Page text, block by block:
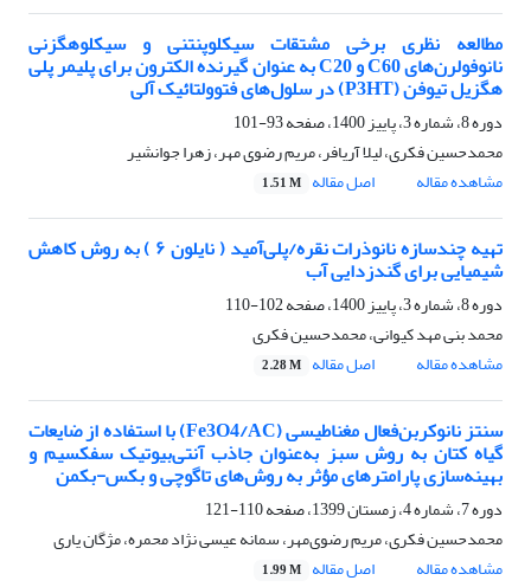
مطالعه نظری برخی مشتقات سیکلوپنتنی و سیکلوهگزنی
نانوفولرن‌های C60 و C20 به عنوان گیرنده الکترون برای پلیمر پلی
هگزیل تیوفن (P3HT) در سلول‌های فتوولتائیک آلی
دوره 8، شماره 3، پاییز 1400، صفحه
93-101
محمدحسین فکری، لیلا آریافر، مریم رضوی مهر، زهرا جوانشیر
مشاهده مقاله
اصل مقاله 1.51 M
تهیه چندسازه نانوذرات نقره/پلی‌آمید ( نایلون ۶ ) به روش کاهش
شیمیایی برای گندزدایی آب
دوره 8، شماره 3، پاییز 1400، صفحه
102-110
محمد بنی مهد کیوانی، محمدحسین فکری
مشاهده مقاله
اصل مقاله 2.28 M
سنتز نانوکربن‌فعال مغناطیسی (Fe3O4/AC) با استفاده از ضایعات
گیاه کتان به روش سبز به‌عنوان جاذب آنتی‌بیوتیک سفکسیم و
بهینه‌سازی پارامترهای مؤثر به روش‌های تاگوچی و بکس-بکمن
دوره 7، شماره 4، زمستان 1399، صفحه
110-121
محمدحسین فکری، مریم رضوی‌مهر، سمانه عیسی نژاد محمره، مژگان یاری
مشاهده مقاله
اصل مقاله 1.99 M